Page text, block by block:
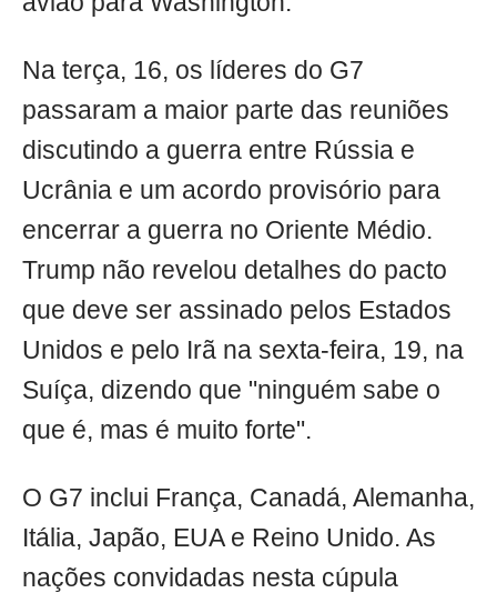
Na terça, 16, os líderes do G7
passaram a maior parte das reuniões
discutindo a guerra entre Rússia e
Ucrânia e um acordo provisório para
encerrar a guerra no Oriente Médio.
Trump não revelou detalhes do pacto
que deve ser assinado pelos Estados
Unidos e pelo Irã na sexta-feira, 19, na
Suíça, dizendo que "ninguém sabe o
que é, mas é muito forte".
O G7 inclui França, Canadá, Alemanha,
Itália, Japão, EUA e Reino Unido. As
nações convidadas nesta cúpula